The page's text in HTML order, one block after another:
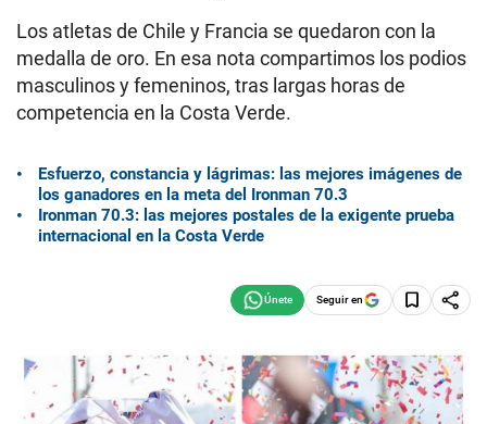
Los atletas de Chile y Francia se quedaron con la
medalla de oro. En esa nota compartimos los podios
masculinos y femeninos, tras largas horas de
competencia en la Costa Verde.
Esfuerzo, constancia y lágrimas: las mejores imágenes de
los ganadores en la meta del Ironman 70.3
Ironman 70.3: las mejores postales de la exigente prueba
internacional en la Costa Verde
Seguir en